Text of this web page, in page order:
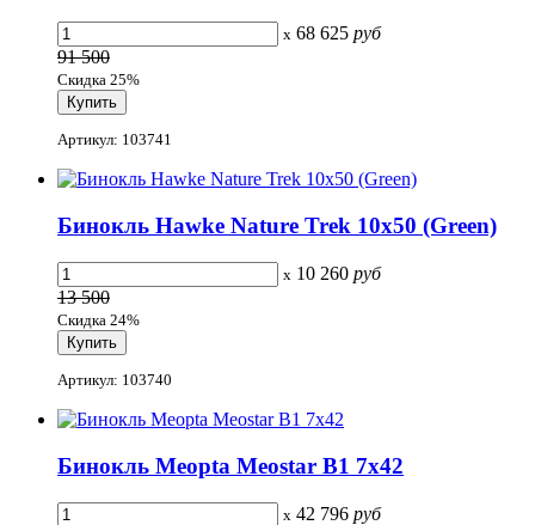
x 68 625 руб
91 500
Скидка 25%
Артикул: 103741
Бинокль Hawke Nature Trek 10x50 (Green)
x 10 260 руб
13 500
Скидка 24%
Артикул: 103740
Бинокль Meopta Meostar B1 7x42
x 42 796 руб